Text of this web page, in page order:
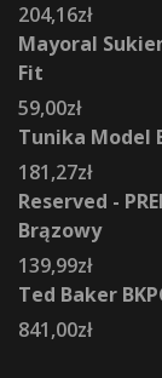
204,16zł
Mayoral
Fit
59,00zł
Tunika Model
181,27zł
Reserved -
Brązowy
139,99zł
Ted Baker
841,00zł